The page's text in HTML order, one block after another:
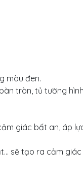
màu đen.
tròn, tủ tường
giác bất an, áp
sẽ tạo ra cảm giác